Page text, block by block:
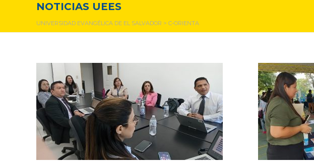
NOTICIAS UEES
UNIVERSIDAD EVANGÉLICA DE EL SALVADOR > C-ORIENTA